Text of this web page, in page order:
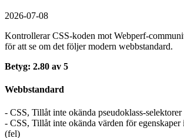
2026-07-08
Kontrollerar CSS-koden mot Webperf-
för att se om det följer modern webbstandard.
Betyg: 2.80 av 5
Webbstandard
- CSS, Tillåt inte okända pseudoklass-
- CSS, Tillåt inte okända värden för
(fel)